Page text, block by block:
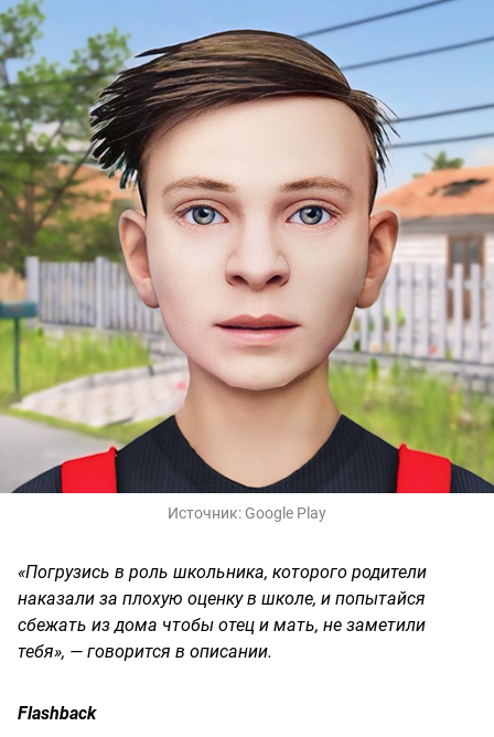
Источник: Google Play
«Погрузись в роль школьника, которого родители
наказали за плохую оценку в школе, и попытайся
сбежать из дома чтобы отец и мать, не заметили
тебя», — говорится в описании.
Flashback